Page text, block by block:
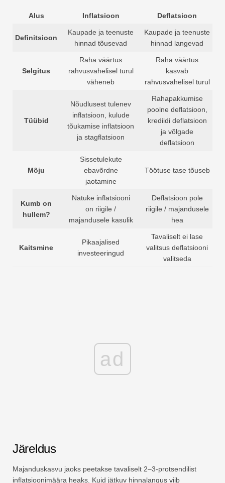
Alus Inflatsioon Deflatsioon
Definitsioon
Kaupade ja teenuste
hinnad tõusevad
Kaupade ja teenuste
hinnad langevad
Selgitus
Raha väärtus
rahvusvahelisel turul
väheneb
Raha väärtus
kasvab
rahvusvahelisel turul
Tüübid
Nõudlusest tulenev
inflatsioon, kulude
tõukamise inflatsioon
ja stagflatsioon
Rahapakkumise
poolne deflatsioon,
krediidi deflatsioon
ja võlgade
deflatsioon
Mõju
Sissetulekute
ebavõrdne
jaotamine
Töötuse tase tõuseb
Kumb on
hullem?
Natuke inflatsiooni
on riigile /
majandusele kasulik
Deflatsioon pole
riigile / majandusele
hea
Kaitsmine
Pikaajalised
investeeringud
Tavaliselt ei lase
valitsus deflatsiooni
valitseda
ad
Järeldus
Majanduskasvu jaoks peetakse tavaliselt 2–3-protsendilist
inflatsioonimäära heaks. Kuid jätkuv hinnalangus viib